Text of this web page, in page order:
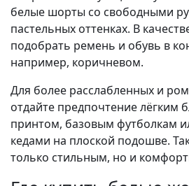
белые шорты со свободными
пастельных оттенках. В
подобрать ремень и обувь в
например, коричневом.
Для более расслабленных и
отдайте предпочтение лёгким
принтом, базовым футболкам
кедами на плоской подошве.
только стильным, но и